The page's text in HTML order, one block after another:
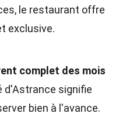
le restaurant offre
exclusive.
complet des mois
d'Astrance signifie
bien à l'avance.